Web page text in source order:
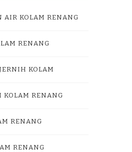
AIR KOLAM RENANG
RENANG
KOLAM
KOLAM RENANG
RENANG
RENANG